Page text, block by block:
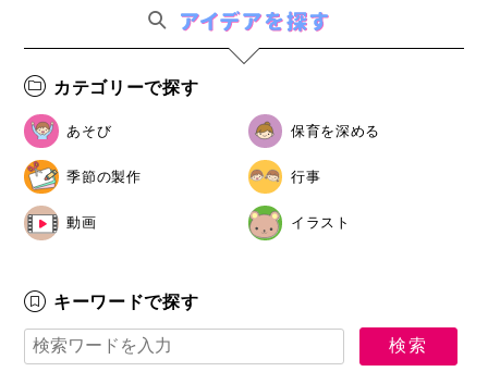
カテゴリーで探す
あそび 保育を深める
季節の製作 行事
動画 イラスト
キーワードで探す